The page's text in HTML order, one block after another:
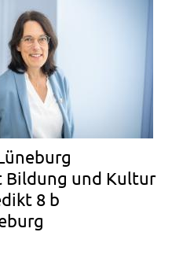
Bildung und Kultur
8 b